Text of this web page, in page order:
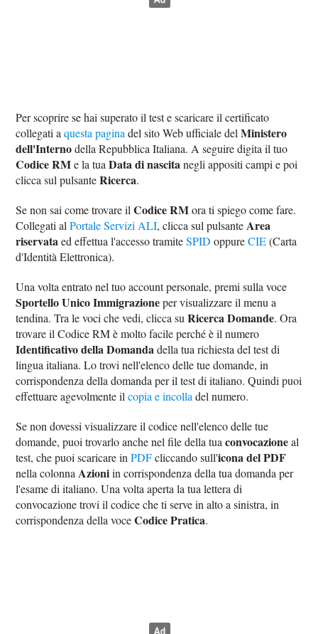
Per scoprire se hai superato il test e scaricare il certificato
collegati aquesta pagina del sito Web ufficiale delMinistero
dell'Internodella Repubblica Italiana. A seguire digita il tuo
Codice RMe la tuaData di nascitanegli appositi campi e poi
clicca sul pulsanteRicerca.
Se non sai come trovare ilCodice RMora ti spiego come fare.
Collegati alPortale Servizi ALI, clicca sul pulsante Area
riservataed effettua l'accesso tramiteSPID oppureCIE(Carta
d'Identità Elettronica).
Una volta entrato nel tuo account personale, premi sulla voce
Sportello Unico Immigrazioneper visualizzare il menu a
tendina. Tra le voci che vedi, clicca suRicerca Domande. Ora
trovare il Codice RM è molto facile perché è il numero
Identificativo della Domandadella tua richiesta del test di
lingua italiana. Lo trovi nell'elenco delle tue domande, in
corrispondenza della domanda per il test di italiano. Quindi puoi
effettuare agevolmente ilcopia e incolla del numero.
Se non dovessi visualizzare il codice nell'elenco delle tue
domande, puoi trovarlo anche nel file della tuaconvocazioneal
test, che puoi scaricare inPDFcliccando sull'icona del PDF
nella colonna Azioniin corrispondenza della tua domanda per
l'esame di italiano. Una volta aperta la tua lettera di
convocazione trovi il codice che ti serve in alto a sinistra, in
corrispondenza della voceCodice Pratica.